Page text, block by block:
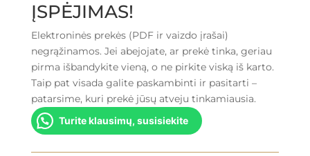
ĮSPĖJIMAS!
Elektroninės prekės (PDF ir vaizdo įrašai)
negrąžinamos. Jei abejojate, ar prekė tinka, geriau
pirma išbandykite vieną, o ne pirkite viską iš karto.
Taip pat visada galite paskambinti ir pasitarti –
patarsime, kuri prekė jūsų atveju tinkamiausia.
Turite klausimų, susisiekite